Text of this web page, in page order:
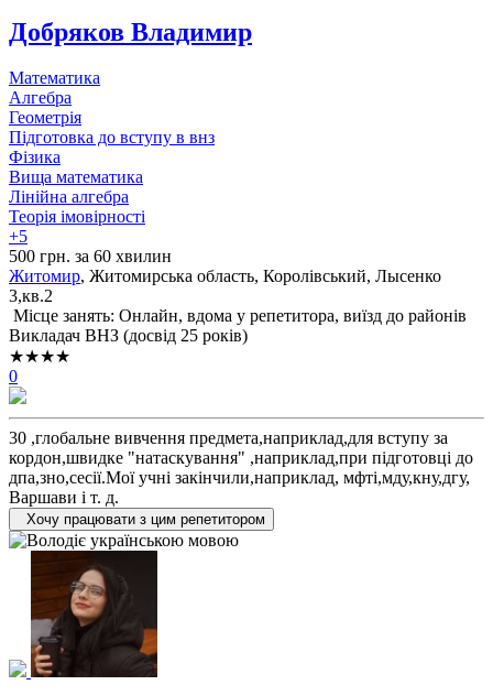
Добряков Владимир
Математика
Алгебра
Геометрія
Підготовка до вступу в внз
Фізика
Вища математика
Лінійна алгебра
Теорія імовірності
+5
500 грн. за 60 хвилин
Житомир, Житомирська область, Королівський, Лысенко
3,кв.2
Місце занять: Онлайн, вдома у репетитора, виїзд до районів
Викладач ВНЗ (досвід 25 років)
★★★★
0
30 ,глобальне вивчення предмета,наприклад,для вступу за
кордон,швидке "натаскування" ,наприклад,при підготовці до
дпа,зно,сесії.Мої учні закінчили,наприклад, мфті,мду,кну,дгу,
Варшави і т. д.
Хочу працювати з цим репетитором